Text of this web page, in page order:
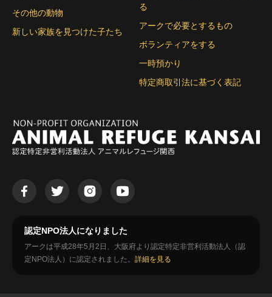
その他の動物
新しい家族を見つけた子たち
る
アークで必要とするもの
ボランティアをする
一時預かり
特定商取引法に基づく表記
認定NPO法人になりました
アークは平成28年5月2日、大阪府より認定特定非営利活動法人（認
定NPO法人）に認定されました。 詳細を見る